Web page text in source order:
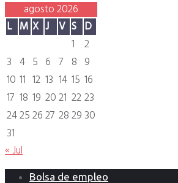
agosto 2026
L M X J V S D
1
2
3 4 5 6 7 8 9
10 11 12 13 14 15 16
17 18 19 2021 2223
24252627 2829 30
31
« Jul
Bolsa de empleo